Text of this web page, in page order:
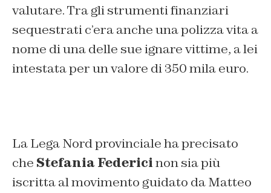
valutare. Tra gli strumenti finanziari
sequestrati c’era anche una polizza vita a
nome di una delle sue ignare vittime, a lei
intestata per un valore di 350 mila euro.
La Lega Nord provinciale ha precisato
che Stefania Federicinon sia più
iscritta al movimento guidato da Matteo